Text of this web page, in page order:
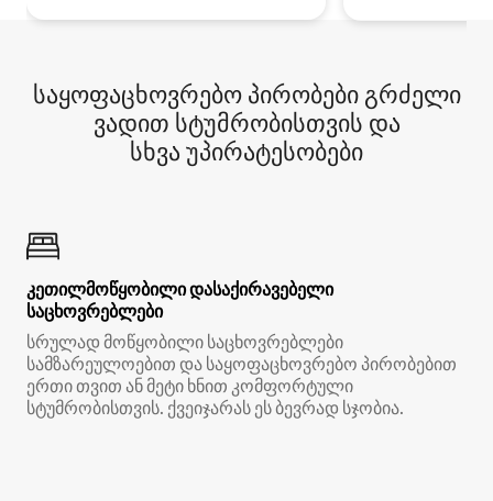
საყოფაცხოვრებო პირობები გრძელი
ვადით სტუმრობისთვის და
სხვა უპირატესობები
კეთილმოწყობილი დასაქირავებელი
საცხოვრებლები
სრულად მოწყობილი საცხოვრებლები
სამზარეულოებით და საყოფაცხოვრებო პირობებით
ერთი თვით ან მეტი ხნით კომფორტული
სტუმრობისთვის. ქვეიჯარას ეს ბევრად სჯობია.